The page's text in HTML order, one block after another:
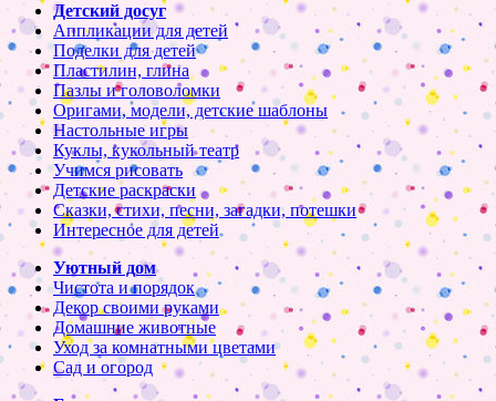
Детский досуг
Аппликации для детей
Поделки для детей
Пластилин, глина
Пазлы и головоломки
Оригами, модели, детские шаблоны
Настольные игры
Куклы, кукольный театр
Учимся рисовать
Детские раскраски
Сказки, стихи, песни, загадки, потешки
Интересное для детей
Уютный дом
Чистота и порядок
Декор своими руками
Домашние животные
Уход за комнатными цветами
Сад и огород